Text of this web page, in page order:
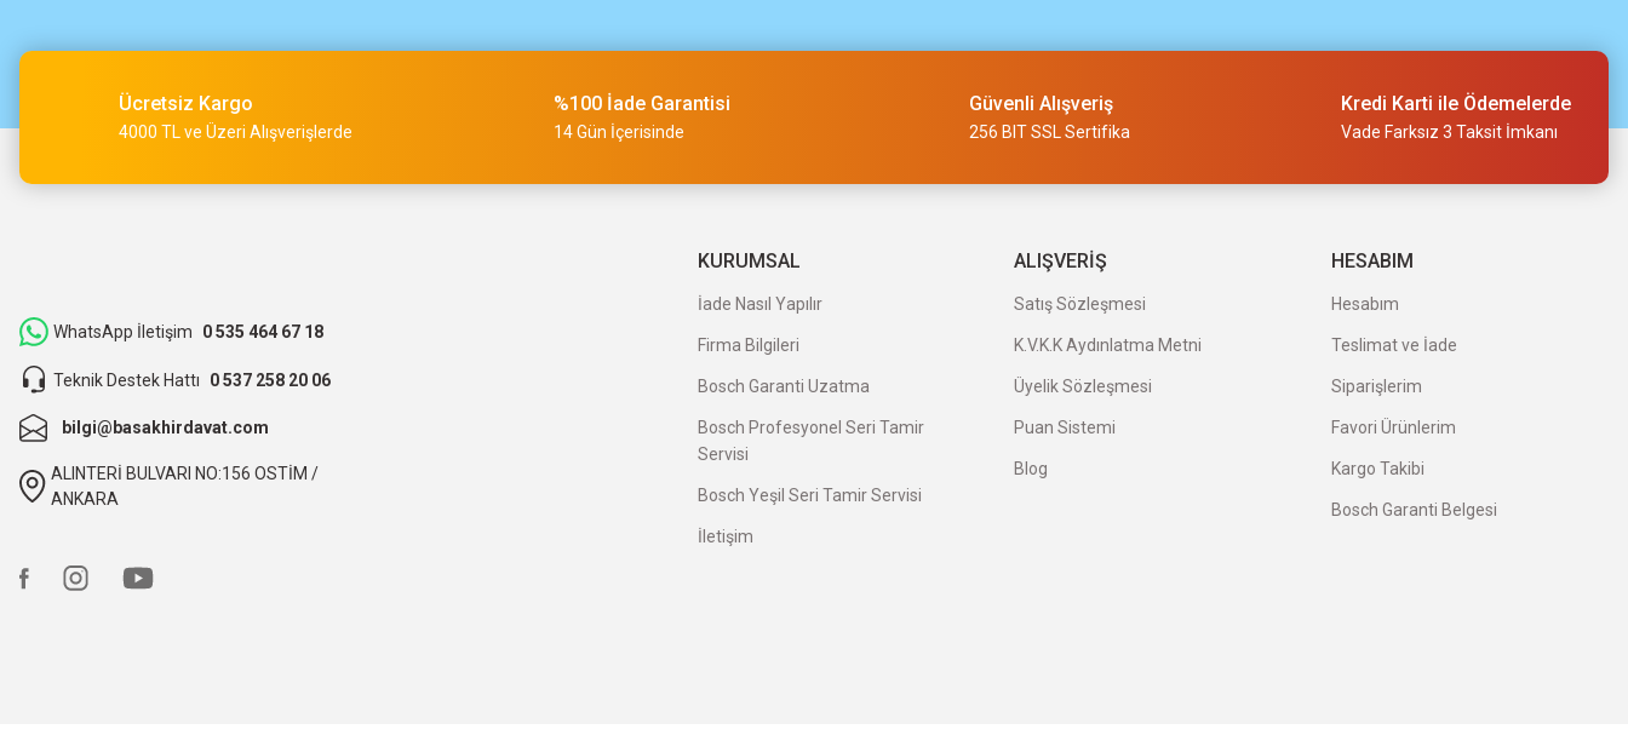
Müşteri iletişimi kusursuz birde ürün siparişini veriyoruz teslimi 24 saat sürmüyor
ilgili satıcı,güzel paketleme,hızlı kargolama. sıkıntısız bir alışveriş oldu.
O... B... | 07/03/2026
bunca zaman kendimize eziyet etmişiz aslında.
Ücretsiz Kargo
4000 TL ve Üzeri Alışverişlerde
%100 İade Garantisi
14 Gün İçerisinde
Güvenli Alışveriş
256 BIT SSL Sertifika
Kredi Karti ile Ödemelerde
Vade Farksız 3 Taksit İmkanı
WhatsApp İletişim 0 535 464 67 18
Teknik Destek Hattı 0 537 258 20 06
bilgi@basakhirdavat.com
ALINTERİ BULVARI NO:156 OSTİM /
ANKARA
KURUMSAL
İade Nasıl Yapılır
Firma Bilgileri
Bosch Garanti Uzatma
Bosch Profesyonel Seri Tamir
Servisi
Bosch Yeşil Seri Tamir Servisi
İletişim
ALIŞVERİŞ
Satış Sözleşmesi
K.V.K.K Aydınlatma Metni
Üyelik Sözleşmesi
Puan Sistemi
Blog
HESABIM
Hesabım
Teslimat ve İade
Siparişlerim
Favori Ürünlerim
Kargo Takibi
Bosch Garanti Belgesi